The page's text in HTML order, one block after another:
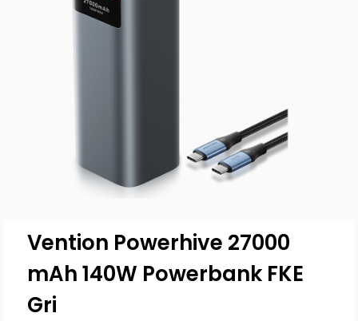
Vention Powerhive 27000
mAh 140W Powerbank FKE
Gri